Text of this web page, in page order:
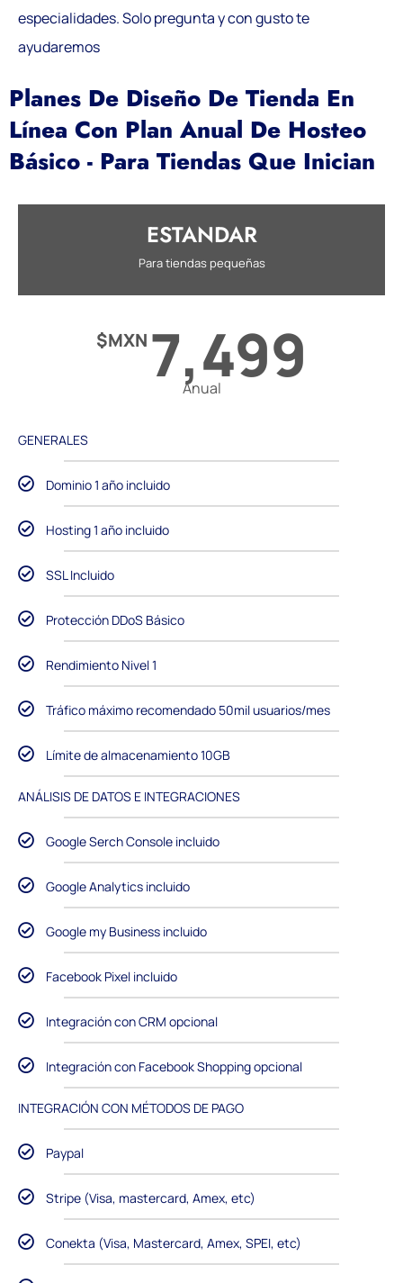
especialidades. Solo pregunta y con gusto te
ayudaremos
Planes De Diseño De Tienda En
Línea Con Plan Anual De Hosteo
Básico - Para Tiendas Que Inician
ESTANDAR
Para tiendas pequeñas
$MXN 7,499
Anual
GENERALES
Dominio 1 año incluido
Hosting 1 año incluido
SSL Incluido
Protección DDoS Básico
Rendimiento Nivel 1
Tráfico máximo recomendado 50mil usuarios/mes
Límite de almacenamiento 10GB
ANÁLISIS DE DATOS E INTEGRACIONES
Google Serch Console incluido
Google Analytics incluido
Google my Business incluido
Facebook Pixel incluido
Integración con CRM opcional
Integración con Facebook Shopping opcional
INTEGRACIÓN CON MÉTODOS DE PAGO
Paypal
Stripe (Visa, mastercard, Amex, etc)
Conekta (Visa, Mastercard, Amex, SPEI, etc)